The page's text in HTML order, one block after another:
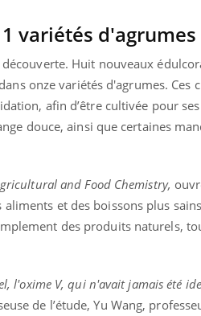
variétés d'agrumes
Huit nouveaux
onze variétés d'agrumes. Ces
afin d’être cultivée pour
douce, ainsi que certaines
and Food Chemistry,
et des boissons plus
des produits naturels,
l'oxime V, qui n'avait jamais été
de l’étude, Yu Wang,